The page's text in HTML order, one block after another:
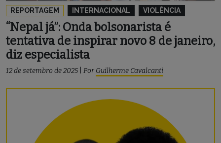
REPORTAGEM INTERNACIONAL VIOLÊNCIA
“Nepal já”: Onda bolsonarista é
tentativa de inspirar novo 8 de janeiro,
diz especialista
12 de setembro de 2025 Por Guilherme Cavalcanti